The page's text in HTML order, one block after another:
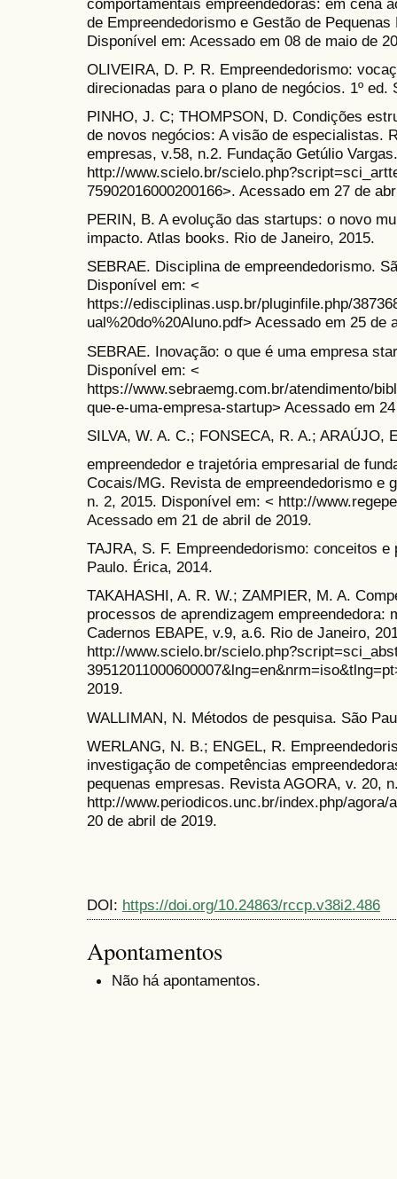
de Empreendedorismo e Gestão de
Disponível em: Acessado em 08 de maio de
OLIVEIRA, D. P. R. Empreendedorismo:
direcionadas para o plano de negócios. 1º ed.
PINHO, J. C; THOMPSON, D. Condições
de novos negócios: A visão de especialistas.
empresas, v.58, n.2. Fundação Getúlio
http://www.scielo.br/
75902016000200166>. Acessado em 27 de
PERIN, B. A evolução das startups: o novo
impacto. Atlas books. Rio de Janeiro, 2015.
SEBRAE. Disciplina de empreendedorismo.
Disponível em: <
https://edisciplinas.usp.br/pluginfile.php/
ual%20do%20Aluno.pdf> Acessado em 25 de
SEBRAE. Inovação: o que é uma empresa
Disponível em: <
https://www.sebraemg.com.br/atendimento/
que-e-uma-empresa-startup> Acessado em
SILVA, W. A. C.; FONSECA, R. A.; ARAÚJO,
empreendedor e trajetória empresarial de
Cocais/MG. Revista de empreendedorismo e
n. 2, 2015. Disponível em: < http://
Acessado em 21 de abril de 2019.
TAJRA, S. F. Empreendedorismo: conceitos
Paulo. Érica, 2014.
TAKAHASHI, A. R. W.; ZAMPIER, M. A.
processos de aprendizagem empreendedora:
Cadernos EBAPE, v.9, a.6. Rio de Janeiro,
http://www.scielo.br/
2019.
WALLIMAN, N. Métodos de pesquisa. São
WERLANG, N. B.; ENGEL, R.
investigação de competências
pequenas empresas. Revista AGORA, v. 20,
http://www.periodicos.unc.br/index.php/
20 de abril de 2019.
DOI: https://doi.org/10.24863/rccp.v38i2.486
Apontamentos
Não há apontamentos.